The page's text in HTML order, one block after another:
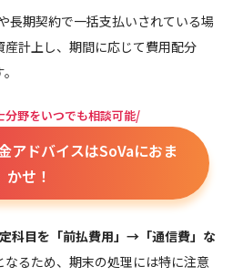
長期契約で一括支払いされている場
計上し、期間に応じて費用配分
分野をいつでも相談可能/
アドバイスはSoVaにおま
かせ！
科目を「前払費用」→「通信費」な
なるため、期末の処理には特に注意